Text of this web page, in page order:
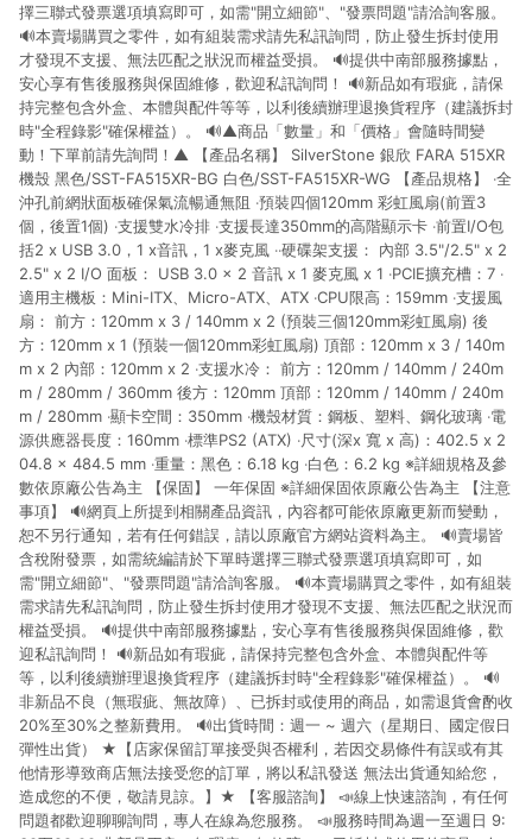
擇三聯式發票選項填寫即可，如需"開立細節"、"發票問題"請洽詢客服。
🔊本賣場購買之零件，如有組裝需求請先私訊詢問，防止發生拆封使用
才發現不支援、無法匹配之狀況而權益受損。 🔊提供中南部服務據點，
安心享有售後服務與保固維修，歡迎私訊詢問！ 🔊新品如有瑕疵，請保
持完整包含外盒、本體與配件等等，以利後續辦理退換貨程序（建議拆封
時"全程錄影"確保權益）。 🔊▲商品「數量」和「價格」會隨時間變
動！下單前請先詢問！▲ 【產品名稱】 SilverStone 銀欣 FARA 515XR
機殼 黑色/SST-FA515XR-BG 白色/SST-FA515XR-WG 【產品規格】 ‧全
沖孔前網狀面板確保氣流暢通無阻 ‧預裝四個120mm 彩虹風扇(前置3
個，後置1個) ‧支援雙水冷排 ‧支援長達350mm的高階顯示卡 ‧前置I/O包
括2 x USB 3.0，1 x音訊，1 x麥克風 ‧‧硬碟架支援： 內部 3.5"/2.5" x 2
2.5" x 2 I/O 面板： USB 3.0 x 2 音訊 x 1 麥克風 x 1 ‧PCIE擴充槽：7 ‧
適用主機板：Mini-ITX、Micro-ATX、ATX ‧CPU限高：159mm ‧支援風
扇： 前方：120mm x 3 / 140mm x 2 (預裝三個120mm彩虹風扇) 後
方：120mm x 1 (預裝一個120mm彩虹風扇) 頂部：120mm x 3 / 140m
m x 2 內部：120mm x 2 ‧支援水冷： 前方：120mm / 140mm / 240m
m / 280mm / 360mm 後方：120mm 頂部：120mm / 140mm / 240m
m / 280mm ‧顯卡空間：350mm ‧機殼材質：鋼板、塑料、鋼化玻璃 ‧電
源供應器長度：160mm ‧標準PS2 (ATX) ‧尺寸(深x 寬 x 高)：402.5 x 2
04.8 x 484.5 mm ‧重量：黑色：6.18 kg ‧白色：6.2 kg ※詳細規格及參
數依原廠公告為主 【保固】 一年保固 ※詳細保固依原廠公告為主 【注意
事項】 🔊網頁上所提到相關產品資訊，內容都可能依原廠更新而變動，
恕不另行通知，若有任何錯誤，請以原廠官方網站資料為主。 🔊賣場皆
含稅附發票，如需統編請於下單時選擇三聯式發票選項填寫即可，如
需"開立細節"、"發票問題"請洽詢客服。 🔊本賣場購買之零件，如有組裝
需求請先私訊詢問，防止發生拆封使用才發現不支援、無法匹配之狀況而
權益受損。 🔊提供中南部服務據點，安心享有售後服務與保固維修，歡
迎私訊詢問！ 🔊新品如有瑕疵，請保持完整包含外盒、本體與配件等
等，以利後續辦理退換貨程序（建議拆封時"全程錄影"確保權益）。 🔊
非新品不良（無瑕疵、無故障）、已拆封或使用的商品，如需退貨會酌收
20%至30%之整新費用。 🔊出貨時間：週一 ~ 週六（星期日、國定假日
彈性出貨） ★【店家保留訂單接受與否權利，若因交易條件有誤或有其
他情形導致商店無法接受您的訂單，將以私訊發送 無法出貨通知給您，
造成您的不便，敬請見諒。】★ 【客服諮詢】 📣線上快速諮詢，有任何
問題都歡迎聊聊詢問，專人在線為您服務。 📣服務時間為週一至週日 9: